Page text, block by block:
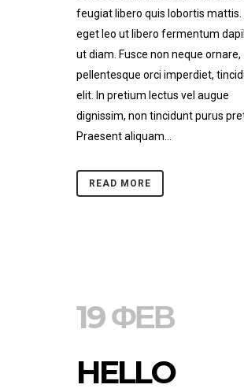
feugiat libero quis lobortis mattis.
eget leo ut libero fermentum
ut diam. Fusce non neque ornare,
pellentesque orci imperdiet,
elit. In pretium lectus vel augue
dignissim, non tincidunt purus
Praesent aliquam...
READ MORE
19 ΦΕΒ
HELLO